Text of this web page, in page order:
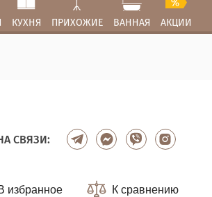
КУХНЯ ПРИХОЖИЕ ВАННАЯ АКЦИИ
СВЯЗИ:
избранное К сравнению